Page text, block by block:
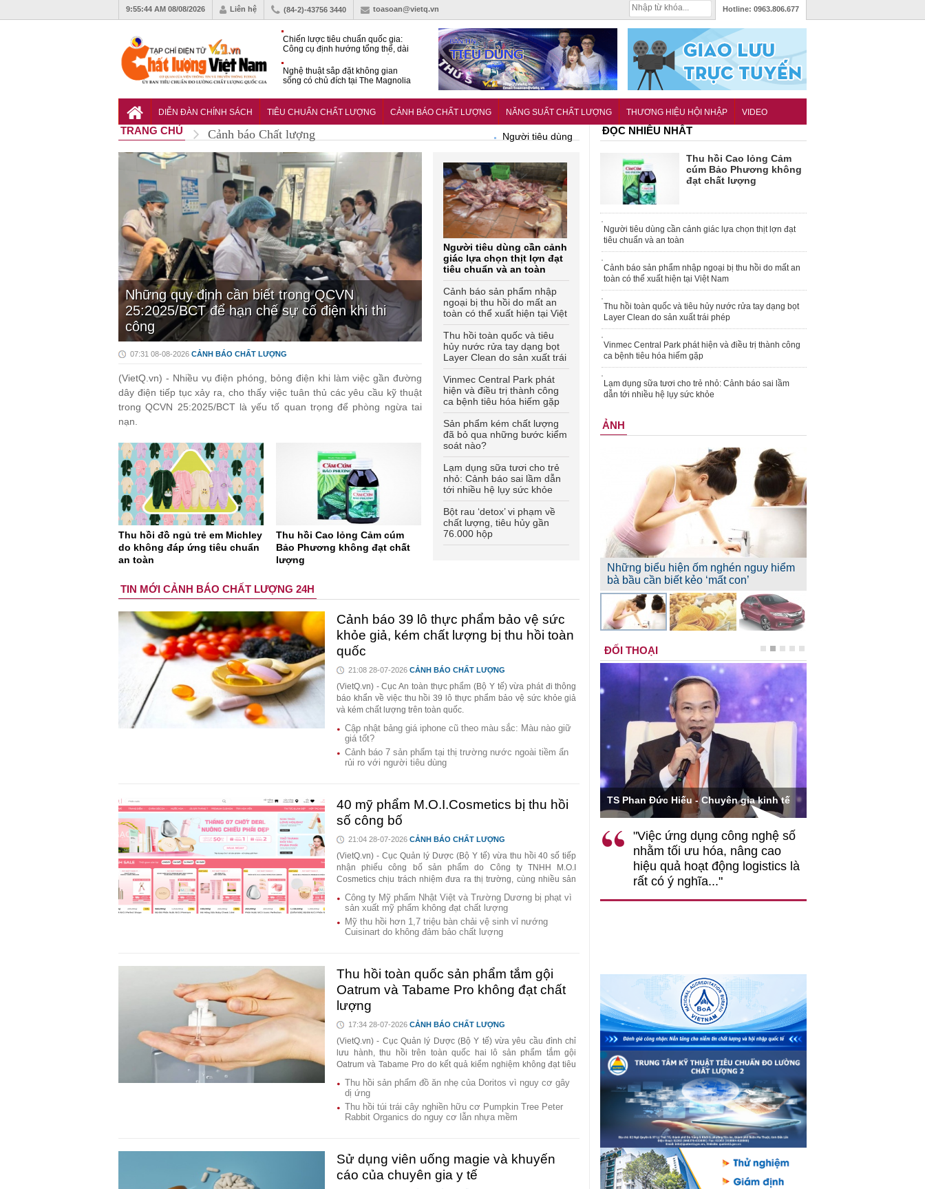
9:55:46 AM 08/08/2026 Liên hệ (84-2)-43756 3440 toasoan@vietq.vn Hotline: 0963.806.677
Chiến lược tiêu chuẩn quốc gia:
Công cụ định hướng tổng thể, dài
Nghệ thuật sắp đặt không gian
sống có chủ đích tại The Magnolia
gia đối với xe cũ nhập khẩu?
DIỄN ĐÀN CHÍNH SÁCH TIÊU CHUẨN CHẤT LƯỢNG CẢNH BÁO CHẤT LƯỢNG NĂNG SUẤT CHẤT LƯỢNG THƯƠNG HIỆU HỘI NHẬP VIDEO
TRANG CHỦ Cảnh báo Chất lượng Người tiêu dùng
Những quy định cần biết trong QCVN
25:2025/BCT để hạn chế sự cố điện khi thi
công
07:31 08-08-2026 CẢNH BÁO CHẤT LƯỢNG
(VietQ.vn) - Nhiều vụ điện phóng, bỏng điện khi làm việc gần đường
dây điện tiếp tục xảy ra, cho thấy việc tuân thủ các yêu cầu kỹ thuật
trong QCVN 25:2025/BCT là yếu tố quan trọng để phòng ngừa tai
nạn.
Người tiêu dùng cần cảnh
giác lựa chọn thịt lợn đạt
tiêu chuẩn và an toàn
Cảnh báo sản phẩm nhập
ngoại bị thu hồi do mất an
toàn có thể xuất hiện tại Việt
Nam
Thu hồi toàn quốc và tiêu
hủy nước rửa tay dạng bọt
Layer Clean do sản xuất trái
phép
Vinmec Central Park phát
hiện và điều trị thành công
ca bệnh tiêu hóa hiếm gặp
Sản phẩm kém chất lượng
đã bỏ qua những bước kiểm
soát nào?
Lạm dụng sữa tươi cho trẻ
nhỏ: Cảnh báo sai lầm dẫn
tới nhiều hệ lụy sức khỏe
Bột rau ‘detox’ vi phạm về
chất lượng, tiêu hủy gần
76.000 hộp
Thu hồi đồ ngủ trẻ em Michley
do không đáp ứng tiêu chuẩn
an toàn
Thu hồi Cao lỏng Cảm cúm
Bảo Phương không đạt chất
lượng
TIN MỚI CẢNH BÁO CHẤT LƯỢNG 24H
Cảnh báo 39 lô thực phẩm bảo vệ sức
khỏe giả, kém chất lượng bị thu hồi toàn
quốc
21:08 28-07-2026 CẢNH BÁO CHẤT LƯỢNG
(VietQ.vn) - Cục An toàn thực phẩm (Bộ Y tế) vừa phát đi thông
báo khẩn về việc thu hồi 39 lô thực phẩm bảo vệ sức khỏe giả
và kém chất lượng trên toàn quốc.
Cập nhật bảng giá iphone cũ theo màu sắc: Màu nào giữ
giá tốt?
Cảnh báo 7 sản phẩm tại thị trường nước ngoài tiềm ẩn
rủi ro với người tiêu dùng
40 mỹ phẩm M.O.I.Cosmetics bị thu hồi
số công bố
21:04 28-07-2026 CẢNH BÁO CHẤT LƯỢNG
(VietQ.vn) - Cục Quản lý Dược (Bộ Y tế) vừa thu hồi 40 số tiếp
nhận phiếu công bố sản phẩm do Công ty TNHH M.O.I
Cosmetics chịu trách nhiệm đưa ra thị trường, cùng nhiều sản
phẩm mang nhãn Bio Organic, Shiseido và các thương hiệu
quen thuộc khác.
Công ty Mỹ phẩm Nhật Việt và Trường Dương bị phạt vì
sản xuất mỹ phẩm không đạt chất lượng
Mỹ thu hồi hơn 1,7 triệu bàn chải vệ sinh vỉ nướng
Cuisinart do không đảm bảo chất lượng
Thu hồi toàn quốc sản phẩm tắm gội
Oatrum và Tabame Pro không đạt chất
lượng
17:34 28-07-2026 CẢNH BÁO CHẤT LƯỢNG
(VietQ.vn) - Cục Quản lý Dược (Bộ Y tế) vừa yêu cầu đình chỉ
lưu hành, thu hồi trên toàn quốc hai lô sản phẩm tắm gội
Oatrum và Tabame Pro do kết quả kiểm nghiệm không đạt tiêu
chuẩn chất lượng về giới hạn vi sinh vật.
Thu hồi sản phẩm đồ ăn nhẹ của Doritos vì nguy cơ gây
dị ứng
Thu hồi túi trái cây nghiền hữu cơ Pumpkin Tree Peter
Rabbit Organics do nguy cơ lẫn nhựa mềm
Sử dụng viên uống magie và khuyến
cáo của chuyên gia y tế
ĐỌC NHIỀU NHẤT
Thu hồi Cao lỏng Cảm
cúm Bảo Phương không
đạt chất lượng
Người tiêu dùng cần cảnh giác lựa chọn thịt lợn đạt
tiêu chuẩn và an toàn
Cảnh báo sản phẩm nhập ngoại bị thu hồi do mất an
toàn có thể xuất hiện tại Việt Nam
Thu hồi toàn quốc và tiêu hủy nước rửa tay dạng bọt
Layer Clean do sản xuất trái phép
Vinmec Central Park phát hiện và điều trị thành công
ca bệnh tiêu hóa hiếm gặp
Lạm dụng sữa tươi cho trẻ nhỏ: Cảnh báo sai lầm
dẫn tới nhiều hệ lụy sức khỏe
ẢNH
Những biểu hiện ốm nghén nguy hiểm
bà bầu cần biết kẻo ‘mất con’
ĐỐI THOẠI
Viện Kinh tế Tài chính
"Có rất nhiều việc phải làm
ngay từ bây giờ và trên thực tế
đang được tiến hành như tăng
đầu tư cho khoa học công
nghệ; ban hành các cơ chế
khuyến khích đổi mới sáng tạo,
Việc sử dụng hiệu quả chính
sách tài khóa không chỉ mang ý
nghĩa hỗ trợ ngắn hạn mà còn
đóng vai trò tạo nền tảng cho
tăng trưởng bền vững dài hạn.
TS Phan Đức Hiếu - Chuyên gia kinh tế
"Việc ứng dụng công nghệ số
nhằm tối ưu hóa, nâng cao
hiệu quả hoạt động logistics là
rất có ý nghĩa..."